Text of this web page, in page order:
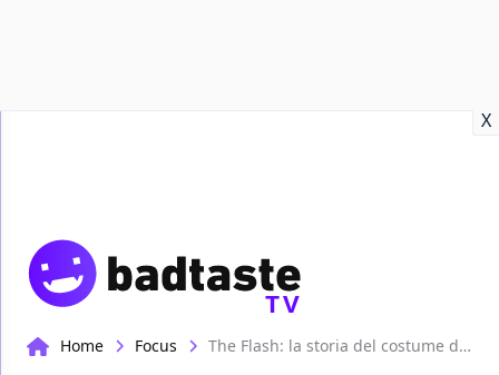
X
TV
Home Focus The Flash: la storia del costume del velocista scarlatto